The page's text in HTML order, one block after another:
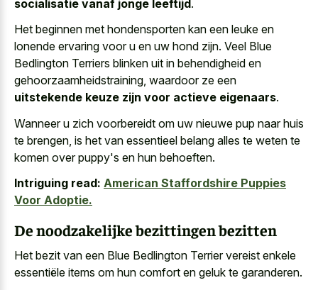
socialisatie vanaf jonge leeftijd.
Het beginnen met hondensporten kan een leuke en
lonende ervaring voor u en uw hond zijn. Veel Blue
Bedlington Terriers blinken uit in behendigheid en
gehoorzaamheidstraining, waardoor ze een
uitstekende keuze zijn voor actieve eigenaars.
Wanneer u zich voorbereidt om uw nieuwe pup naar huis
te brengen, is het van essentieel belang alles te weten te
komen over puppy's en hun behoeften.
Intriguing read: American Staffordshire Puppies
Voor Adoptie.
De noodzakelijke bezittingen bezitten
Het bezit van een Blue Bedlington Terrier vereist enkele
essentiële items om hun comfort en geluk te garanderen.